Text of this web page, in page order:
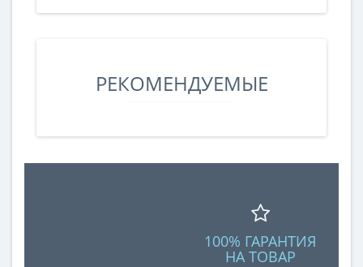
РЕКОМЕНДУЕМЫЕ
100% ГАРАНТИЯ
НА ТОВАР